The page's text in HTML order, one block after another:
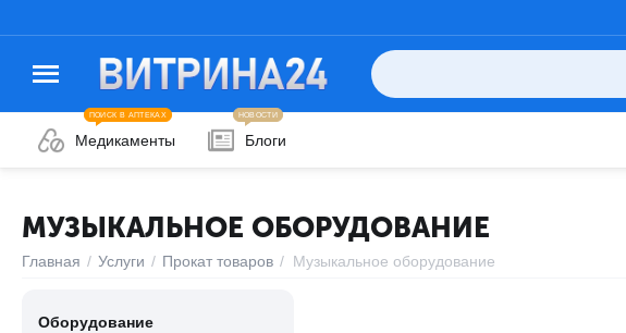
Медикаменты
ПОИСК В АПТЕКАХ
Блоги
НОВОСТИ
МУЗЫКАЛЬНОЕ ОБОРУДОВАНИЕ
Главная / Услуги / Прокат товаров / Музыкальное оборудование
Оборудование